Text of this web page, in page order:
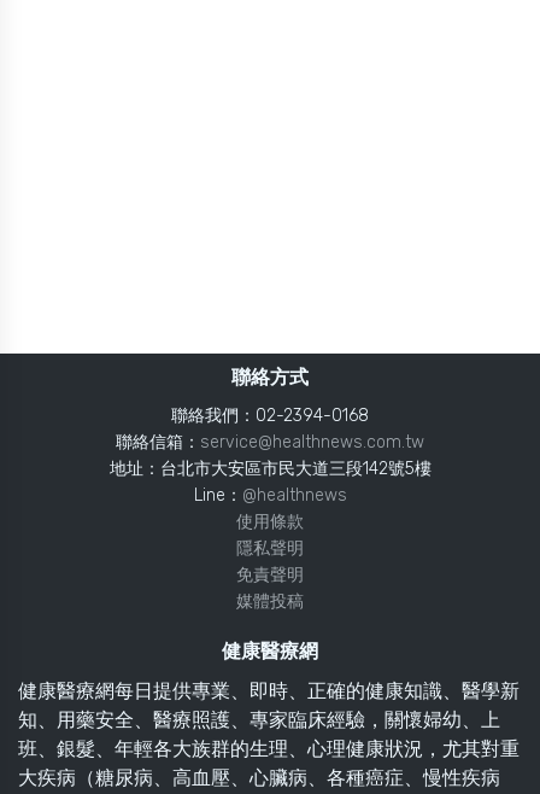
聯絡方式
聯絡我們：02-2394-0168
聯絡信箱： service@healthnews.com.tw
地址：台北市大安區市民大道三段142號5樓
Line： @healthnews
使用條款
隱私聲明
免責聲明
媒體投稿
健康醫療網
健康醫療網每日提供專業、即時、正確的健康知識、醫學新
知、用藥安全、醫療照護、專家臨床經驗，關懷婦幼、上
班、銀髮、年輕各大族群的生理、心理健康狀況，尤其對重
大疾病（糖尿病、高血壓、心臟病、各種癌症、慢性疾病